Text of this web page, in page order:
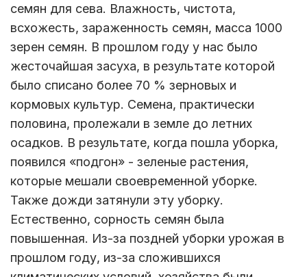
семян для сева. Влажность, чистота,
всхожесть, зараженность семян, масса 1000
зерен семян. В прошлом году у нас было
жесточайшая засуха, в результате которой
было списано более 70 % зерновых и
кормовых культур. Семена, практически
половина, пролежали в земле до летних
осадков. В результате, когда пошла уборка,
появился «подгон» - зеленые растения,
которые мешали своевременной уборке.
Также дожди затянули эту уборку.
Естественно, сорность семян была
повышенная. Из-за поздней уборки урожая в
прошлом году, из-за сложившихся